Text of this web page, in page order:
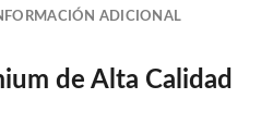
ADICIONAL
de Alta Calidad